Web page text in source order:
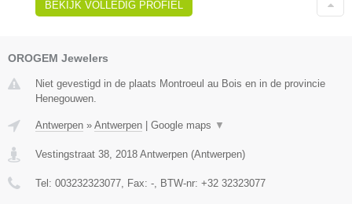
BEKIJK VOLLEDIG PROFIEL
OROGEM Jewelers
Niet gevestigd in de plaats Montroeul au Bois en in de provincie
Henegouwen.
Antwerpen » Antwerpen Google maps ▼
Vestingstraat 38 2018 Antwerpen (Antwerpen)
Tel: 003232323077 , Fax: - , BTW-nr: +32 32323077